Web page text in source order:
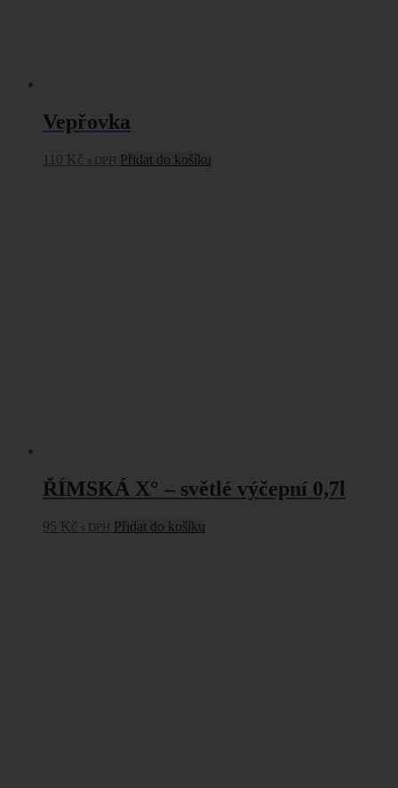
Vepřovka
110 Kč s DPH Přidat do košíku
ŘÍMSKÁ X° – světlé výčepní 0,7l
95 Kč s DPH Přidat do košíku